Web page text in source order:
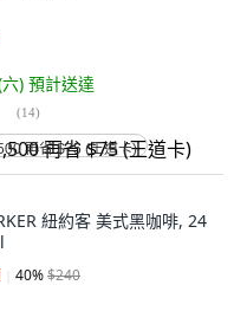
) 預計送達
(14)
再省 $75 (王道卡)
紐約客 美式黑咖啡, 24
40%$240